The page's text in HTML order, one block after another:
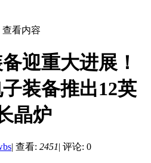
查看内容
迎重大进展！
装备推出12英
晶炉
| 查看: 2451| 评论: 0